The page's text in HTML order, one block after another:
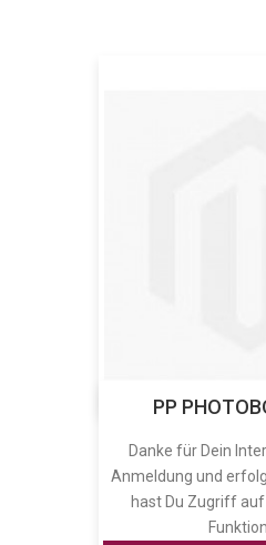
PP
Danke für Dein
Anmeldung und
hast Du Zugriff auf